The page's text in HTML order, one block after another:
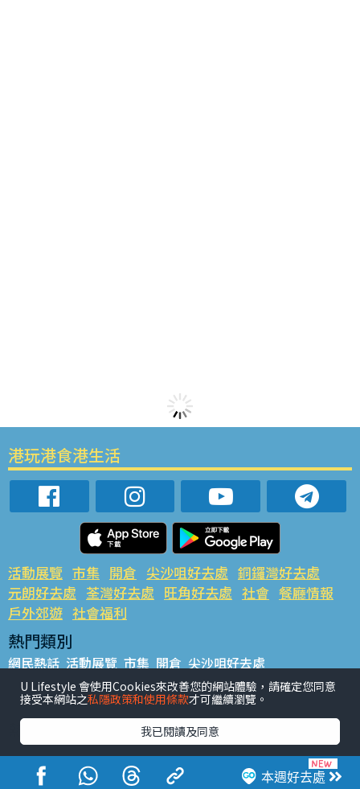
本週好去處
港玩港食港生活
活動展覽 市集 開倉 尖沙咀好去處 銅鑼灣好去處
元朗好去處 荃灣好去處 旺角好去處 社會 餐廳情報
戶外郊遊 社會福利
熱門類別
網民熱話 活動展覽 市集 開倉 尖沙咀好去處
銅鑼灣好去處 元朗好去處 荃灣好去處 旺角好去處 社會
餐廳情報 戶外郊遊
熱門標籤
#UGO搵好去處 #人氣活動推介 #美食社群熱話
#親子玩樂好去處
#ULifestyle應用程式
#限時搶
U Lifestyle 會使用Cookies來改善您的網站體驗，請確定您同意
接受本網站之私隱政策和使用條款才可繼續瀏覽。
我已閱讀及同意